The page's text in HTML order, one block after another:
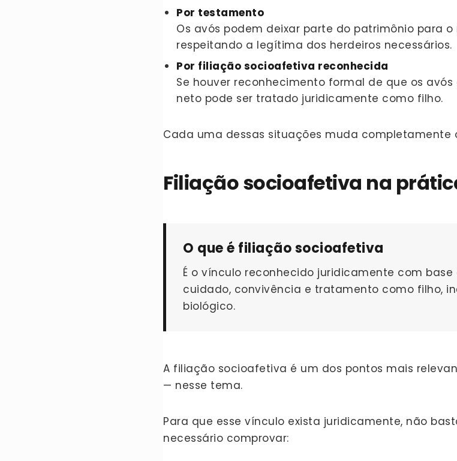
Por testamento
Os avós podem deixar parte do patrimônio para
respeitando a legítima dos herdeiros necessários.
Por filiação socioafetiva reconhecida
Se houver reconhecimento formal de que os
neto pode ser tratado juridicamente como filho.
Cada uma dessas situações muda completamente
Filiação socioafetiva na
O que é filiação socioafetiva
É o vínculo reconhecido juridicamente com
cuidado, convivência e tratamento como filho,
biológico.
A filiação socioafetiva é um dos pontos mais
— nesse tema.
Para que esse vínculo exista juridicamente, não
necessário comprovar: